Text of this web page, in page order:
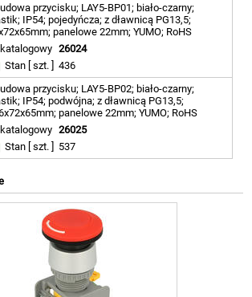
przycisku; LAY5-BP01; biało-czarny;
IP54; pojedyńcza; z dławnicą PG13,5;
panelowe 22mm; YUMO; RoHS
26024
Stan [ szt. ]
436
przycisku; LAY5-BP02; biało-czarny;
IP54; podwójna; z dławnicą PG13,5;
panelowe 22mm; YUMO; RoHS
26025
Stan [ szt. ]
537